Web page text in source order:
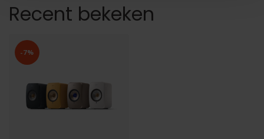
Recent bekeken
-7%